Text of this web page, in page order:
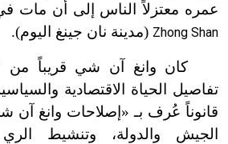
عمره معتزلاً الناس إلى أن مات
Zhong Shan (مدينة نان جينغ اليوم).
كان وانغ آن شي قريباً من
تفاصيل الحياة الاقتصادية
قانوناً عُرف بـ «إصلاحات وانغ آن
الجيش والدولة، وتنشيط